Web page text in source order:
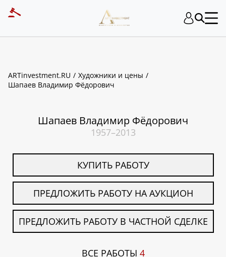
ARTinvestment.RU
Художники и цены
Шапаев Владимир Фёдорович
Шапаев Владимир Фёдорович
1957–2013
КУПИТЬ РАБОТУ
ПРЕДЛОЖИТЬ РАБОТУ НА АУКЦИОН
ПРЕДЛОЖИТЬ РАБОТУ В ЧАСТНОЙ СДЕЛКЕ
ВСЕ РАБОТЫ 4